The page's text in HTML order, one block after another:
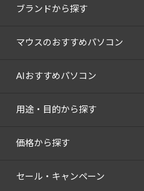
ブランドから探す
マウスのおすすめパソコン
AIおすすめパソコン
用途・目的から探す
価格から探す
セール・キャンペーン